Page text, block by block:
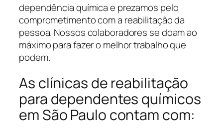
dependência química e prezamos pelo
comprometimento com a reabilitação da
pessoa. Nossos colaboradores se doam ao
máximo para fazer o melhor trabalho que
podem.
As clínicas de reabilitação
para dependentes químicos
em São Paulo contam com: